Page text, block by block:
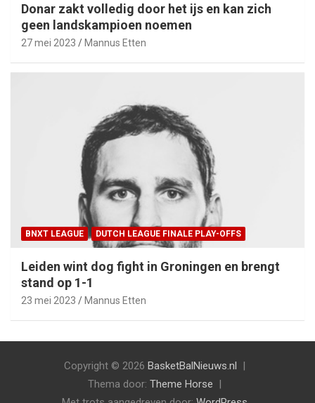
Donar zakt volledig door het ijs en kan zich
geen landskampioen noemen
27 mei 2023 Mannus Etten
BNXT LEAGUE DUTCH LEAGUE FINALE PLAY-OFFS
Leiden wint dog fight in Groningen en brengt
stand op 1-1
23 mei 2023 Mannus Etten
Copyright © 2026 BasketBalNieuws.nl
Thema door: Theme Horse